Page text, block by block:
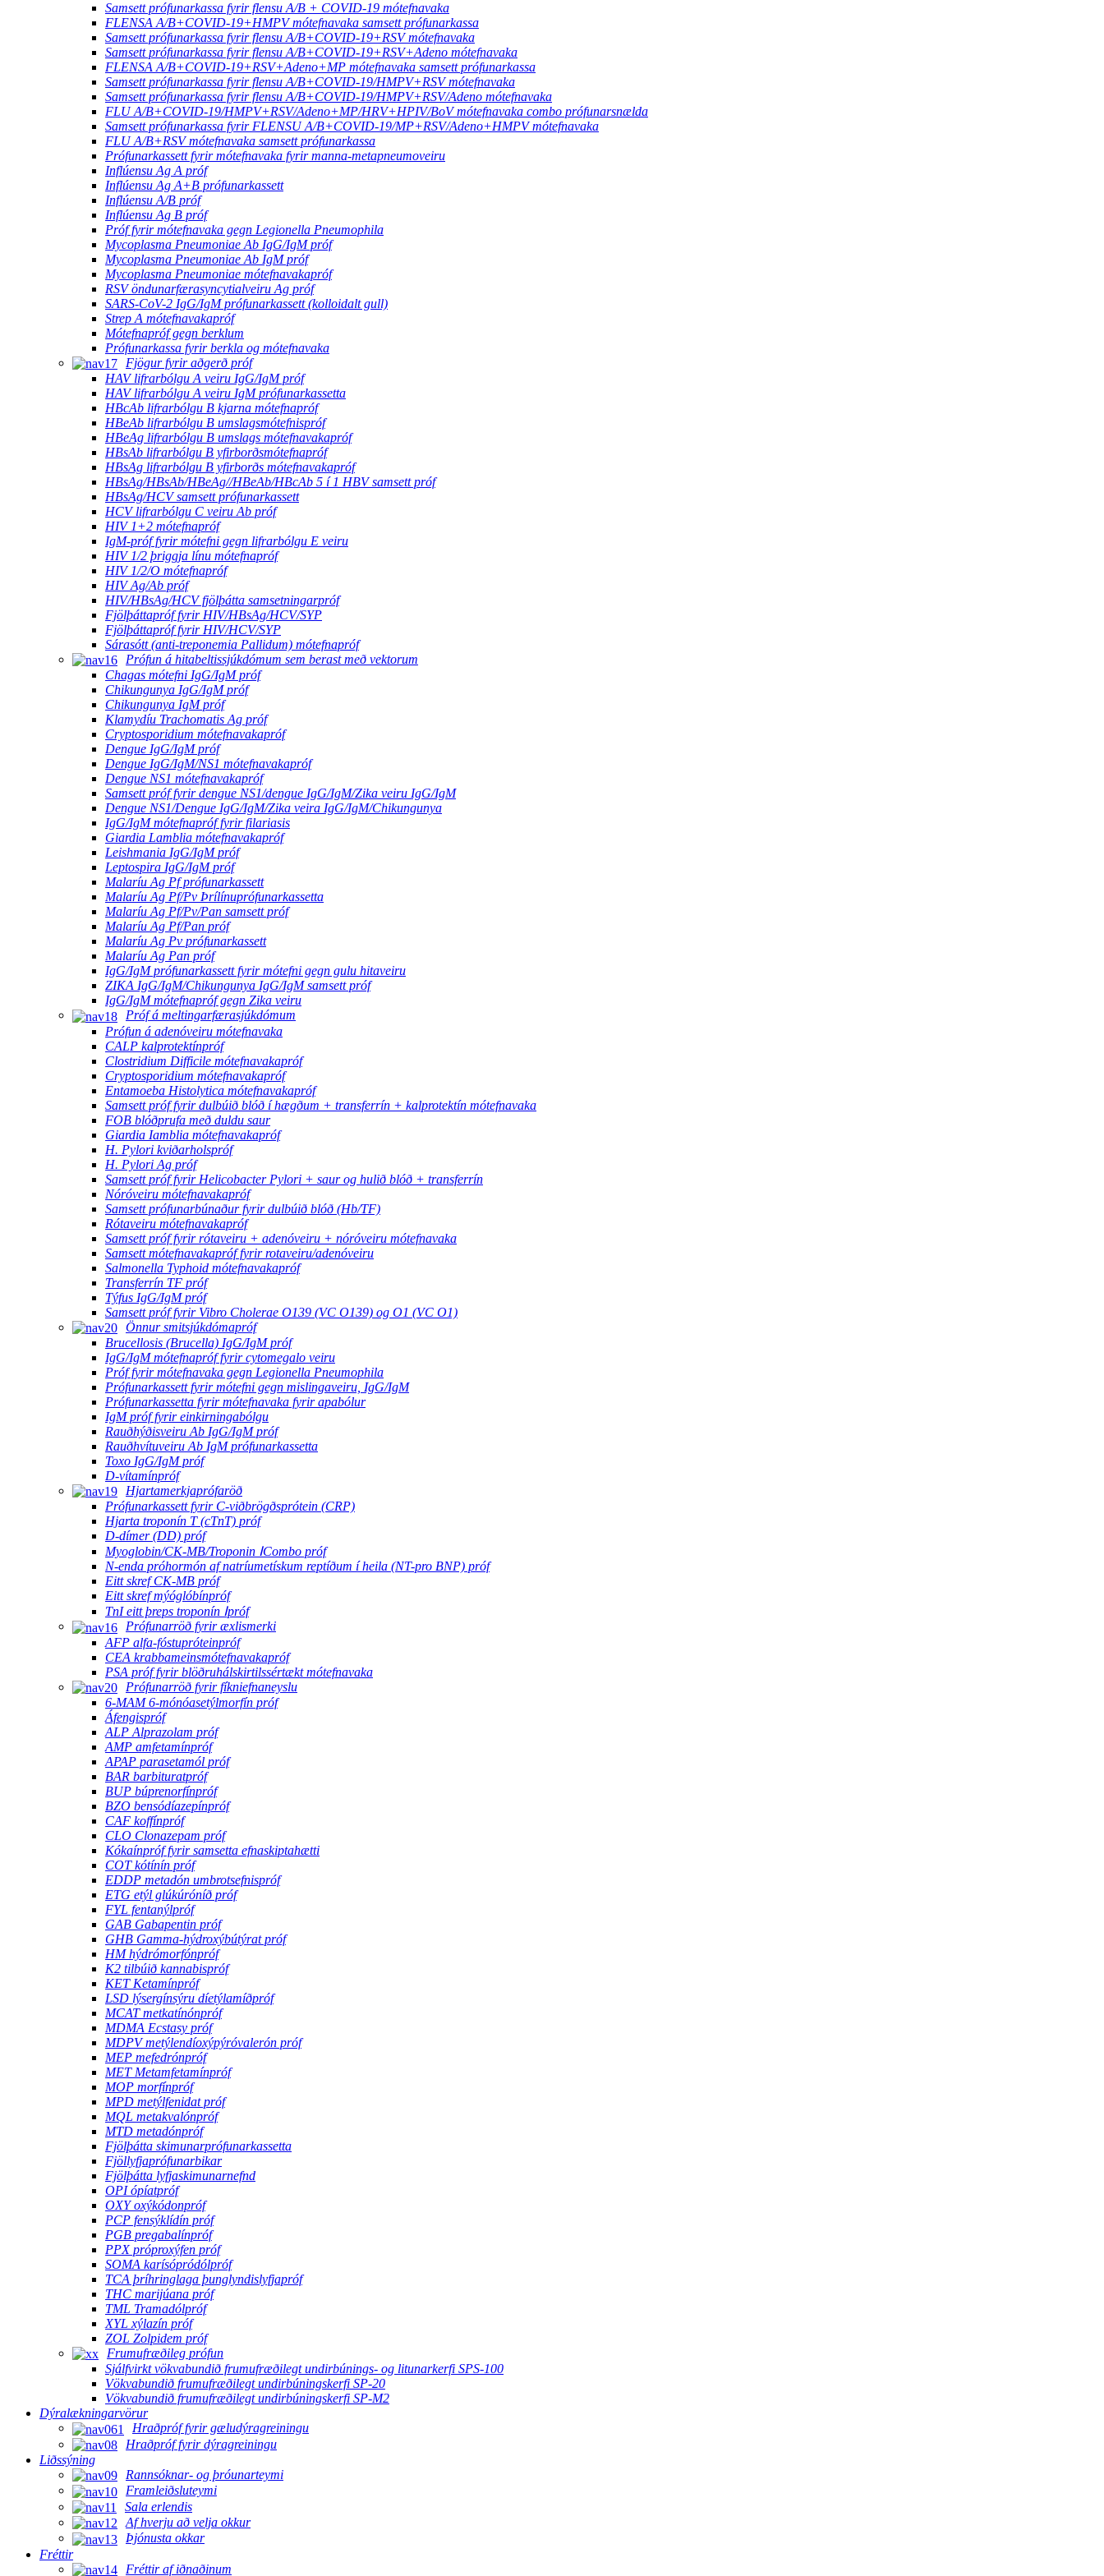
Samsett prófunarkassa fyrir flensu A/B + COVID-19 mótefnavaka
FLENSA A/B+COVID-19+HMPV mótefnavaka samsett prófunarkassa
Samsett prófunarkassa fyrir flensu A/B+COVID-19+RSV mótefnavaka
Samsett prófunarkassa fyrir flensu A/B+COVID-19+RSV+Adeno mótefnavaka
FLENSA A/B+COVID-19+RSV+Adeno+MP mótefnavaka samsett prófunarkassa
Samsett prófunarkassa fyrir flensu A/B+COVID-19/HMPV+RSV mótefnavaka
Samsett prófunarkassa fyrir flensu A/B+COVID-19/HMPV+RSV/Adeno mótefnavaka
FLU A/B+COVID-19/HMPV+RSV/Adeno+MP/HRV+HPIV/BoV mótefnavaka combo prófunarsnælda
Samsett prófunarkassa fyrir FLENSU A/B+COVID-19/MP+RSV/Adeno+HMPV mótefnavaka
FLU A/B+RSV mótefnavaka samsett prófunarkassa
Prófunarkassett fyrir mótefnavaka fyrir manna-metapneumoveiru
Inflúensu Ag A próf
Inflúensu Ag A+B prófunarkassett
Inflúensu A/B próf
Inflúensu Ag B próf
Próf fyrir mótefnavaka gegn Legionella Pneumophila
Mycoplasma Pneumoniae Ab IgG/IgM próf
Mycoplasma Pneumoniae Ab IgM próf
Mycoplasma Pneumoniae mótefnavakapróf
RSV öndunarfærasyncytialveiru Ag próf
SARS-CoV-2 IgG/IgM prófunarkassett (kolloidalt gull)
Strep A mótefnavakapróf
Mótefnapróf gegn berklum
Prófunarkassa fyrir berkla og mótefnavaka
Fjögur fyrir aðgerð próf
HAV lifrarbólgu A veiru IgG/IgM próf
HAV lifrarbólgu A veiru IgM prófunarkassetta
HBcAb lifrarbólgu B kjarna mótefnapróf
HBeAb lifrarbólgu B umslagsmótefnispróf
HBeAg lifrarbólgu B umslags mótefnavakapróf
HBsAb lifrarbólgu B yfirborðsmótefnapróf
HBsAg lifrarbólgu B yfirborðs mótefnavakapróf
HBsAg/HBsAb/HBeAg//HBeAb/HBcAb 5 í 1 HBV samsett próf
HBsAg/HCV samsett prófunarkassett
HCV lifrarbólgu C veiru Ab próf
HIV 1+2 mótefnapróf
IgM-próf ​​fyrir mótefni gegn lifrarbólgu E veiru
HIV 1/2 þriggja línu mótefnapróf
HIV 1/2/O mótefnapróf
HIV Ag/Ab próf
HIV/HBsAg/HCV fjölþátta samsetningarpróf
Fjölþáttapróf fyrir HIV/HBsAg/HCV/SYP
Fjölþáttapróf fyrir HIV/HCV/SYP
Sárasótt (anti-treponemia Pallidum) mótefnapróf
Prófun á hitabeltissjúkdómum sem berast með vektorum
Chagas mótefni IgG/IgM próf
Chikungunya IgG/IgM próf
Chikungunya IgM próf
Klamydíu Trachomatis Ag próf
Cryptosporidium mótefnavakapróf
Dengue IgG/IgM próf
Dengue IgG/IgM/NS1 mótefnavakapróf
Dengue NS1 mótefnavakapróf
Samsett próf fyrir dengue NS1/dengue IgG/IgM/Zika veiru IgG/IgM
Dengue NS1/Dengue IgG/IgM/Zika veira IgG/IgM/Chikungunya
IgG/IgM mótefnapróf fyrir filariasis
Giardia Lamblia mótefnavakapróf
Leishmania IgG/IgM próf
Leptospira IgG/IgM próf
Malaríu Ag Pf prófunarkassett
Malaríu Ag Pf/Pv Þrílínuprófunarkassetta
Malaríu Ag Pf/Pv/Pan samsett próf
Malaríu Ag Pf/Pan próf
Malaríu Ag Pv prófunarkassett
Malaríu Ag Pan próf
IgG/IgM prófunarkassett fyrir mótefni gegn gulu hitaveiru
ZIKA IgG/IgM/Chikungunya IgG/IgM samsett próf
IgG/IgM mótefnapróf gegn Zika veiru
Próf á meltingarfærasjúkdómum
Prófun á adenóveiru mótefnavaka
CALP kalprotektínpróf
Clostridium Difficile mótefnavakapróf
Cryptosporidium mótefnavakapróf
Entamoeba Histolytica mótefnavakapróf
Samsett próf fyrir dulbúið blóð í hægðum + transferrín + kalprotektín mótefnavaka
FOB blóðprufa með duldu saur
Giardia Iamblia mótefnavakapróf
H. Pylori kviðarholspróf
H. Pylori Ag próf
Samsett próf fyrir Helicobacter Pylori + saur og hulið blóð + transferrín
Nóróveiru mótefnavakapróf
Samsett prófunarbúnaður fyrir dulbúið blóð (Hb/TF)
Rótaveiru mótefnavakapróf
Samsett próf fyrir rótaveiru + adenóveiru + nóróveiru mótefnavaka
Samsett mótefnavakapróf fyrir rotaveiru/adenóveiru
Salmonella Typhoid mótefnavakapróf
Transferrín TF próf
Týfus IgG/IgM próf
Samsett próf fyrir Vibro Cholerae O139 (VC O139) og O1 (VC O1)
Önnur smitsjúkdómapróf
Brucellosis (Brucella) IgG/IgM próf
IgG/IgM mótefnapróf fyrir cytomegalo veiru
Próf fyrir mótefnavaka gegn Legionella Pneumophila
Prófunarkassett fyrir mótefni gegn mislingaveiru, IgG/IgM
Prófunarkassetta fyrir mótefnavaka fyrir apabólur
IgM próf fyrir einkirningabólgu
Rauðhýðisveiru Ab IgG/IgM próf
Rauðhvítuveiru Ab IgM prófunarkassetta
Toxo IgG/IgM próf
D-vítamínpróf
Hjartamerkjaprófaröð
Prófunarkassett fyrir C-viðbrögðsprótein (CRP)
Hjarta troponín T (cTnT) próf
D-dímer (DD) próf
Myoglobin/CK-MB/Troponin ⅠCombo próf
N-enda próhormón af natríumetískum reptíðum í heila (NT-pro BNP) próf
Eitt skref CK-MB próf
Eitt skref mýóglóbínpróf
TnI eitt þreps troponín Ⅰpróf
Prófunarröð fyrir æxlismerki
AFP alfa-fóstupróteinpróf
CEA krabbameinsmótefnavakapróf
PSA próf fyrir blöðruhálskirtilssértækt mótefnavaka
Prófunarröð fyrir fíkniefnaneyslu
6-MAM 6-mónóasetýlmorfín próf
Áfengispróf
ALP Alprazolam próf
AMP amfetamínpróf
APAP parasetamól próf
BAR barbituratpróf
BUP búprenorfínpróf
BZO bensódíazepínpróf
CAF koffínpróf
CLO Clonazepam próf
Kókaínpróf fyrir samsetta efnaskiptahætti
COT kótínín próf
EDDP metadón umbrotsefnispróf
ETG etýl glúkúróníð próf
FYL fentanýlpróf
GAB Gabapentin próf
GHB Gamma-hýdroxýbútýrat próf
HM hýdrómorfónpróf
K2 tilbúið kannabispróf
KET Ketamínpróf
LSD lýsergínsýru díetýlamíðpróf
MCAT metkatínónpróf
MDMA Ecstasy próf
MDPV metýlendíoxýpýróvalerón próf
MEP mefedrónpróf
MET Metamfetamínpróf
MOP morfínpróf
MPD metýlfenidat próf
MQL metakvalónpróf
MTD metadónpróf
Fjölþátta skimunarprófunarkassetta
Fjöllyfjaprófunarbikar
Fjölþátta lyfjaskimunarnefnd
OPI ópíatpróf
OXY oxýkódonpróf
PCP fensýklídín próf
PGB pregabalínpróf
PPX próproxýfen próf
SOMA karísópródólpróf
TCA þríhringlaga þunglyndislyfjapróf
THC marijúana próf
TML Tramadólpróf
XYL xýlazín próf
ZOL Zolpidem próf
Frumufræðileg prófun
Sjálfvirkt vökvabundið frumufræðilegt undirbúnings- og litunarkerfi SPS-100
Vökvabundið frumufræðilegt undirbúningskerfi SP-20
Vökvabundið frumufræðilegt undirbúningskerfi SP-M2
Dýralækningarvörur
Hraðpróf fyrir gæludýragreiningu
Hraðpróf fyrir dýragreiningu
Liðssýning
Rannsóknar- og þróunarteymi
Framleiðsluteymi
Sala erlendis
Af hverju að velja okkur
Þjónusta okkar
Fréttir
Fréttir af iðnaðinum